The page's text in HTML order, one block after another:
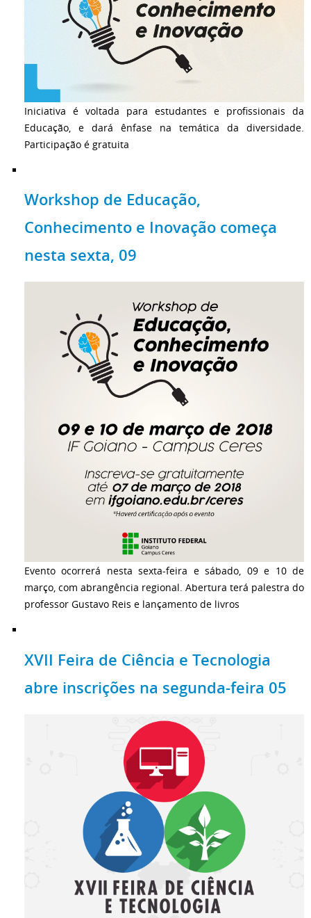
Iniciativa é voltada para estudantes e profissionais da
Educação, e dará ênfase na temática da diversidade.
Participação é gratuita
Workshop de Educação,
Conhecimento e Inovação começa
nesta sexta, 09
Evento ocorrerá nesta sexta-feira e sábado, 09 e 10 de
março, com abrangência regional. Abertura terá palestra do
professor Gustavo Reis e lançamento de livros
XVII Feira de Ciência e Tecnologia
abre inscrições na segunda-feira 05